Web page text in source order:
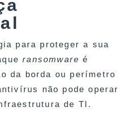
para proteger a sua
ransomware é
da borda ou perímetro
não pode operar
de TI.